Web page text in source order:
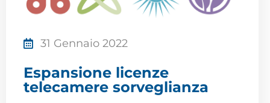
31 Gennaio 2022
Espansione licenze
telecamere sorveglianza